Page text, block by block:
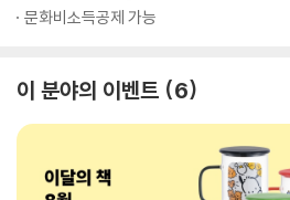
문화비소득공제 가능
이 분야의 이벤트 6